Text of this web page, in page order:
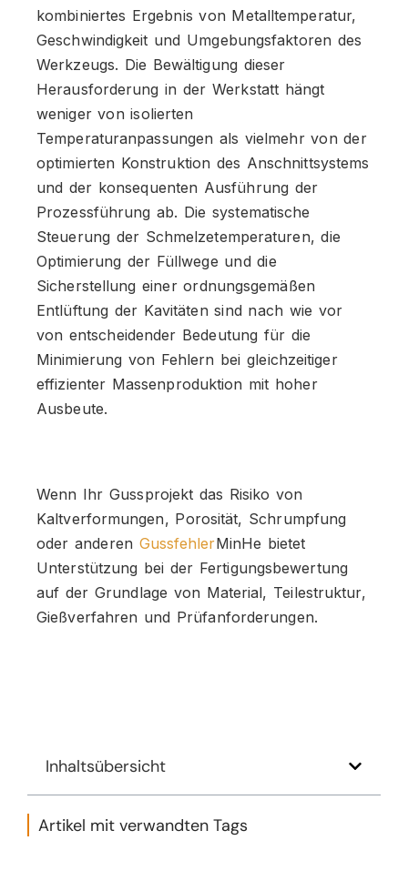
kombiniertes Ergebnis von Metalltemperatur,
Geschwindigkeit und Umgebungsfaktoren des
Werkzeugs. Die Bewältigung dieser
Herausforderung in der Werkstatt hängt
weniger von isolierten
Temperaturanpassungen als vielmehr von der
optimierten Konstruktion des Anschnittsystems
und der konsequenten Ausführung der
Prozessführung ab. Die systematische
Steuerung der Schmelzetemperaturen, die
Optimierung der Füllwege und die
Sicherstellung einer ordnungsgemäßen
Entlüftung der Kavitäten sind nach wie vor
von entscheidender Bedeutung für die
Minimierung von Fehlern bei gleichzeitiger
effizienter Massenproduktion mit hoher
Ausbeute.
Wenn Ihr Gussprojekt das Risiko von
Kaltverformungen, Porosität, Schrumpfung
oder anderen GussfehlerMinHe bietet
Unterstützung bei der Fertigungsbewertung
auf der Grundlage von Material, Teilestruktur,
Gießverfahren und Prüfanforderungen.
Inhaltsübersicht
Artikel mit verwandten Tags